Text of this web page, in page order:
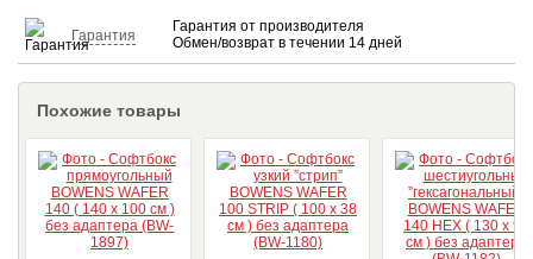
Гарантия
Гарантия от производителя
Обмен/возврат в течении 14 дней
Похожие товары